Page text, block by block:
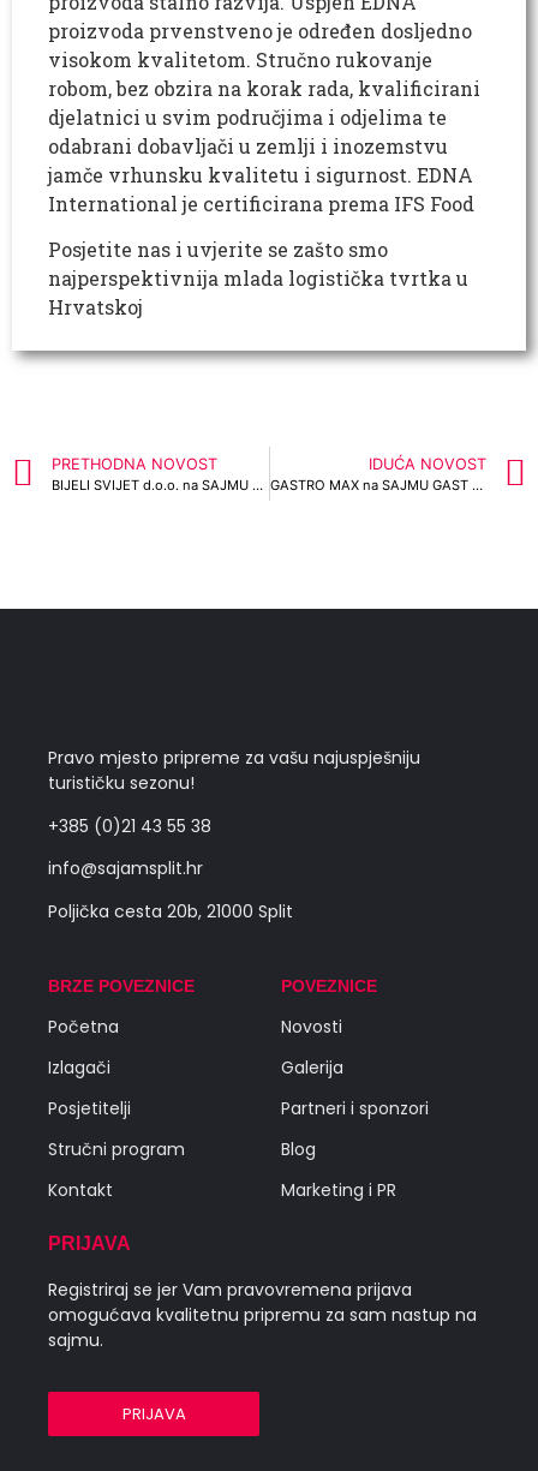
proizvoda prvenstveno je određen dosljedno
visokom kvalitetom. Stručno rukovanje
robom, bez obzira na korak rada, kvalificirani
djelatnici u svim područjima i odjelima te
odabrani dobavljači u zemlji i inozemstvu
jamče vrhunsku kvalitetu i sigurnost. EDNA
International je certificirana prema IFS Food
Posjetite nas i uvjerite se zašto smo
najperspektivnija mlada logistička tvrtka u
Hrvatskoj
PRETHODNA NOVOST
BIJELI SVIJET d.o.o. na SAJMU GAST 2024
IDUĆA NOVOST
GASTRO MAX na SAJMU GAST 2024
Pravo mjesto pripreme za vašu najuspješniju
turističku sezonu!
+385 (0)21 43 55 38
info@sajamsplit.hr
Poljička cesta 20b, 21000 Split
BRZE POVEZNICE
Početna
Izlagači
Posjetitelji
Stručni program
Kontakt
POVEZNICE
Novosti
Galerija
Partneri i sponzori
Blog
Marketing i PR
PRIJAVA
Registriraj se jer Vam pravovremena prijava
omogućava kvalitetnu pripremu za sam nastup na
sajmu.
PRIJAVA